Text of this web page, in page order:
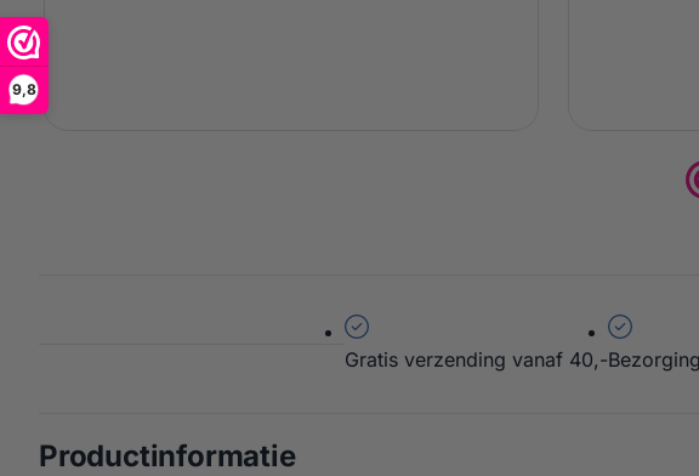
9,8
Gratis verzending vanaf 40,-
Productinformatieover Kamado Joe JoeTisserie